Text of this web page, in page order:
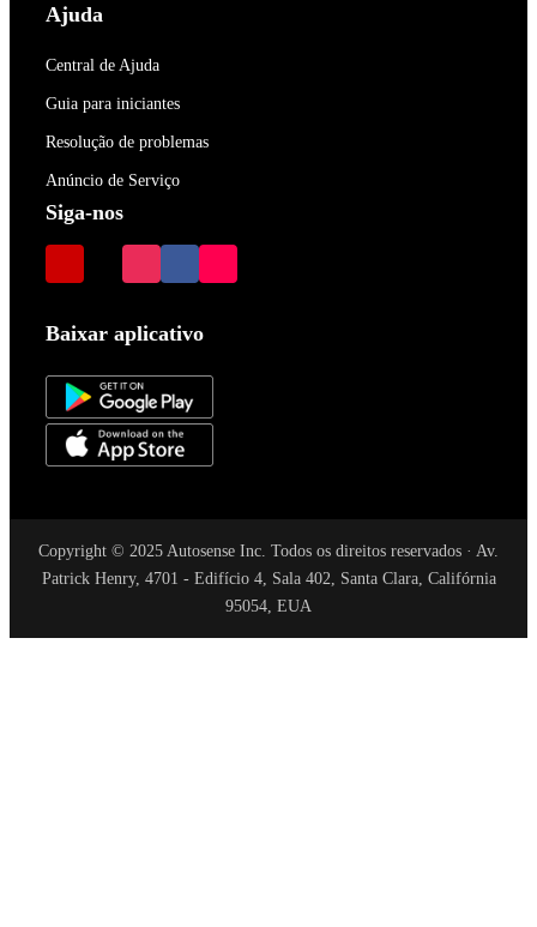
Ajuda
Central de Ajuda
Guia para iniciantes
Resolução de problemas
Anúncio de Serviço
Siga-nos
Baixar aplicativo
Copyright © 2025 Autosense Inc. Todos os direitos reservados · Av.
Patrick Henry, 4701 - Edifício 4, Sala 402, Santa Clara, Califórnia
95054, EUA